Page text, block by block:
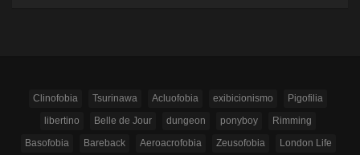
Clinofobia Tsurinawa Acluofobia exibicionismo
Pigofilia
libertino
Belle de Jour dungeon ponyboy
Rimming
Basofobia
Bareback Aeroacrofobia Zeusofobia London Life